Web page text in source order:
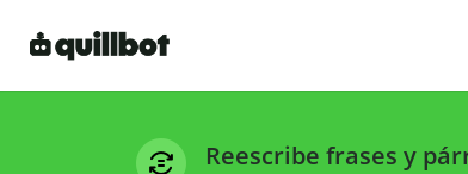
Reescribe frases y